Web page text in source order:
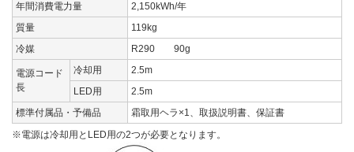
年間消費電力量
2,150kWh/年
質量
119kg
冷媒
R290 90g
電源コード
長
冷却用
2.5m
LED用
2.5m
標準付属品・予備品
霜取用ヘラ×1、取扱説明書、保証書
※電源は冷却用とLED用の2つが必要となります。